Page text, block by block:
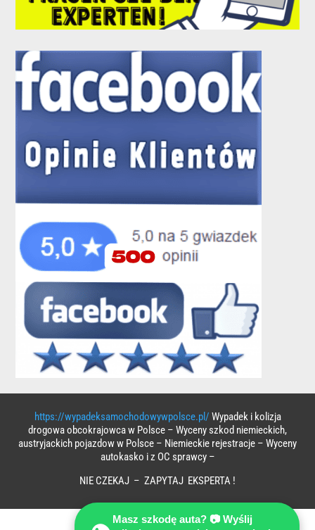
https://wypadeksamochodowywpolsce.pl/ Wypadek i kolizja
drogowa obcokrajowca w Polsce – Wyceny szkod niemieckich,
austryjackich pojazdow w Polsce – Niemieckie rejestracje – Wyceny
autokasko i z OC sprawcy –
NIE CZEKAJ – ZAPYTAJ EKSPERTA !
Masz szkodę auta? 📷 Wyślij